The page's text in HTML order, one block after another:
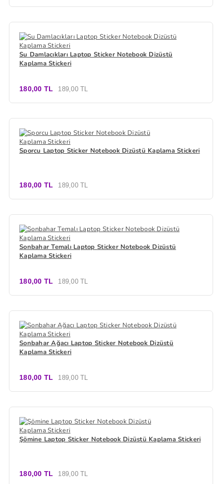
Su Damlacıkları Laptop Sticker Notebook Dizüstü
Kaplama Stickeri
180,00 TL 189,00 TL
Sporcu Laptop Sticker Notebook Dizüstü Kaplama Stickeri
180,00 TL 189,00 TL
Sonbahar Temalı Laptop Sticker Notebook Dizüstü
Kaplama Stickeri
180,00 TL 189,00 TL
Sonbahar Ağacı Laptop Sticker Notebook Dizüstü
Kaplama Stickeri
180,00 TL 189,00 TL
Şömine Laptop Sticker Notebook Dizüstü Kaplama Stickeri
180,00 TL 189,00 TL